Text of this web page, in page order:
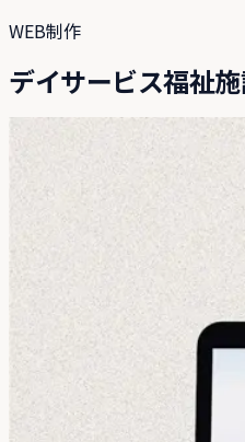
WEB制作
デイサービス福祉